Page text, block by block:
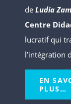
de Ludia
Centre
lucratif qui
l’intégration
EN
PLUS…